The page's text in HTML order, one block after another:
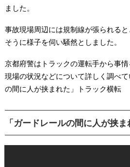
ました。
事故現場周辺には規制線が張られる
そうに様子を伺い騒然としました。
京都府警はトラックの運転手から事
現場の状況などについて詳しく調べ
の間に人が挟まれた」トラック横転
「ガードレールの間に人が挟